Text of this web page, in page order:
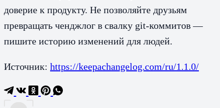
доверие к продукту. Не позволяйте друзьям
превращать ченджлог в свалку git‑коммитов —
пишите историю изменений для людей.
Источник: https://keepachangelog.com/ru/1.1.0/